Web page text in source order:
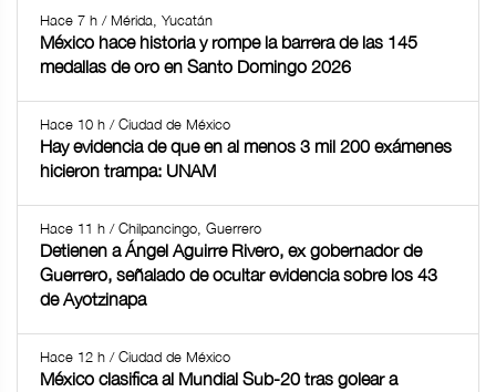
Hace 7 h / Mérida, Yucatán
México hace historia y rompe la barrera de las 145
medallas de oro en Santo Domingo 2026
Hace 10 h / Ciudad de México
Hay evidencia de que en al menos 3 mil 200 exámenes
hicieron trampa: UNAM
Hace 11 h / Chilpancingo, Guerrero
Detienen a Ángel Aguirre Rivero, ex gobernador de
Guerrero, señalado de ocultar evidencia sobre los 43
de Ayotzinapa
Hace 12 h / Ciudad de México
México clasifica al Mundial Sub-20 tras golear a